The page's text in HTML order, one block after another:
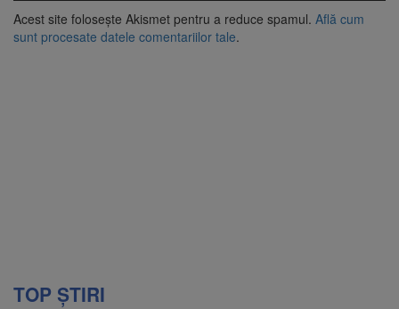
Acest site folosește Akismet pentru a reduce spamul. Află cum
sunt procesate datele comentariilor tale.
TOP ȘTIRI